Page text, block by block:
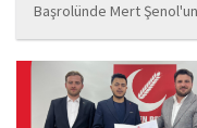
Başrolünde Mert
Esma Kıyanç, Ayşe
Sema Yaldıran, Sıla
oyuncu Görkem Akyol...